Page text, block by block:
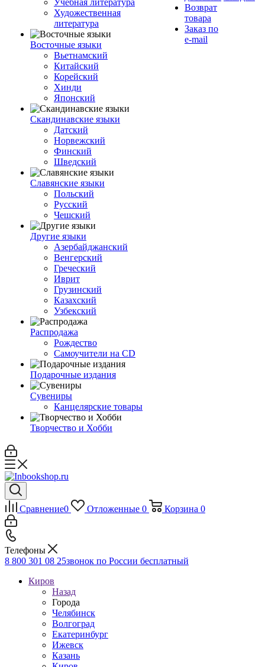
Учебная литература
Художественная
литература
Восточные языки
Вьетнамский
Китайский
Корейский
Хинди
Японский
Скандинавские языки
Датский
Норвежский
Финский
Шведский
Славянские языки
Польский
Русский
Чешский
Другие языки
Азербайджанский
Венгерский
Греческий
Иврит
Грузинский
Казахский
Узбекский
Распродажа
Рождество
Самоучители на CD
Подарочные издания
Сувениры
Канцелярские товары
Творчество и Хобби
Возврат
товара
Заказ по
e-mail
Сравнение0 Отложенные 0 Корзина 0
Телефоны
8 800 301 08 25звонок по России бесплатный
Киров
Назад
Города
Челябинск
Волгоград
Екатеринбург
Ижевск
Казань